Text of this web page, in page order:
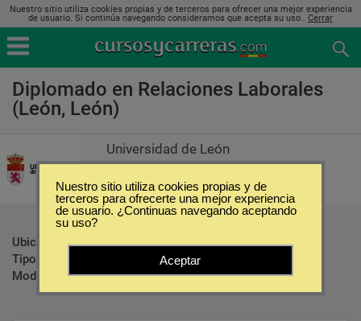
Nuestro sitio utiliza cookies propias y de terceros para ofrecer una mejor experiencia
de usuario. Si continúa navegando consideramos que acepta su uso.. Cerrar
Diplomado en Relaciones Laborales
(León, León)
Universidad de León
Ubicación:
León - León
Tipo:
Diplomados
Modalidad:
Presencial
Nuestro sitio utiliza cookies propias y de
terceros para ofrecerte una mejor experiencia
de usuario. ¿Continuas navegando aceptando
su uso?
Aceptar